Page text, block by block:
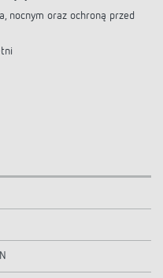
nocnym oraz ochroną przed